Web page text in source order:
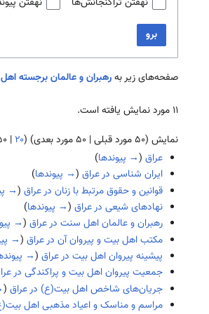
برو
صفحه‌های زیر بهرهبران و عالمان برجسته
۱۱ مورد نمایش یافته است.
نمایش (۵۰ مورد قبلی | ۵۰ مورد بعدی ) (۲۰ |
عراق (→ پیوندها)
ایران شناسی در عراق (→ پیوندها)
قوانین و حقوق مرتبط با زنان در عراق (
→
نهادهای شیعی در عراق (→ پیوندها)
رهبران و عالمان اهل سنت در عراق (
→
مکتب اهل بیت و پیروان آن در عراق (
→
پیشینه پیروان اهل بیت در عراق (
→
جمعیت پیروان اهل بیت و پراکندگی در
جریان‌های شاخص اهل بیت(ع) در عراق (
مراسم و مناسک و اعیاد مذهبی اهل